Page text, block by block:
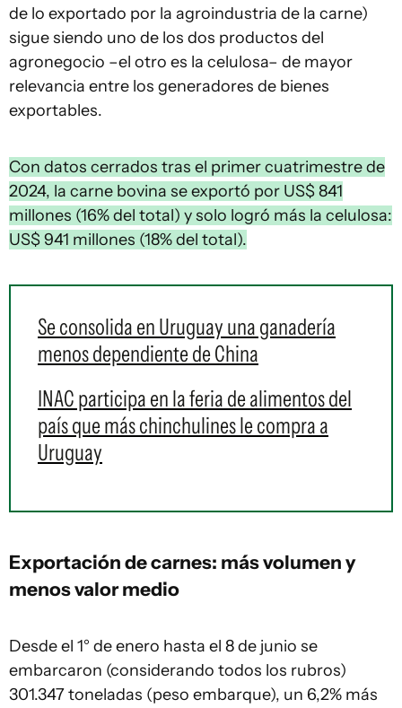
de lo exportado por la agroindustria de la carne)
sigue siendo uno de los dos productos del
agronegocio –el otro es la celulosa– de mayor
relevancia entre los generadores de bienes
exportables.
Con datos cerrados tras el primer cuatrimestre de
2024, la carne bovina se exportó por US$ 841
millones (16% del total) y solo logró más la celulosa:
US$ 941 millones (18% del total).
Se consolida en Uruguay una ganadería
menos dependiente de China
INAC participa en la feria de alimentos del
país que más chinchulines le compra a
Uruguay
Exportación de carnes: más volumen y
menos valor medio
Desde el 1° de enero hasta el 8 de junio se
embarcaron (considerando todos los rubros)
301.347 toneladas (peso embarque), un 6,2% más